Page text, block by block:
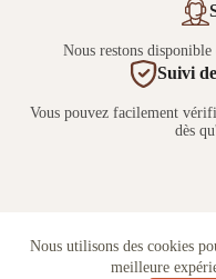
Nous utilisons des cookies
meilleure
Nous restons disponible
Suivi
Vous pouvez facilement
dès